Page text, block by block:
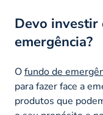
Devo investir
emergência?
Ofundo de
para fazer face a
produtos que